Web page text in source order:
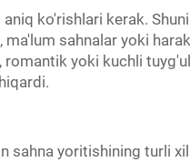
ko'rishlari kerak.
sahnalar yoki
yoki kuchli
sahna yoritishining turli